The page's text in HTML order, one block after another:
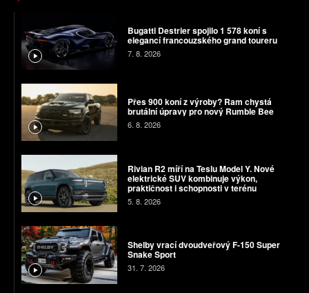
Bugatti Destrier spojilo 1 578 koní s
elegancí francouzského grand toureru
7. 8. 2026
Přes 900 koní z výroby? Ram chystá
brutální úpravy pro nový Rumble Bee
6. 8. 2026
Rivian R2 míří na Teslu Model Y. Nové
elektrické SUV kombinuje výkon,
praktičnost i schopnosti v terénu
5. 8. 2026
Shelby vrací dvoudveřový F-150 Super
Snake Sport
31. 7. 2026